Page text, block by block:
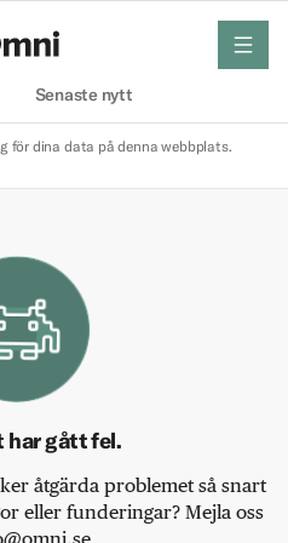
Senaste nytt
meny
för dina data på denna webbplats.
har gått fel.
åtgärda problemet så snart
eller funderingar? Mejla oss